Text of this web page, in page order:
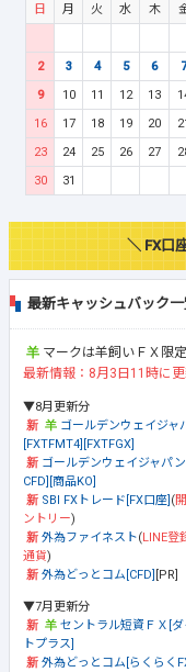
日 月 火 水 木
2
3 4 5 6 7
9
10 11 12 13
16
17 18 19 20
23
24 25 26 27
30
31
＼ FX口
最新キャッシュバック
マークは羊飼いＦＸ限
最新情報：8月3日11時に
▼8月更新分
ゴールデンウェイジャ
[FXTFMT4][FXTFGX]
ゴールデンウェイジャパ
CFD][商品KO]
SBI FXトレード[FX口座] (
ントリー)
外為ファイネスト(LINE登
通貨)
外為どっとコム[CFD] [PR]
▼7月更新分
セントラル短資ＦＸ[ダ
トプラス]
外為どっとコム[らくらく